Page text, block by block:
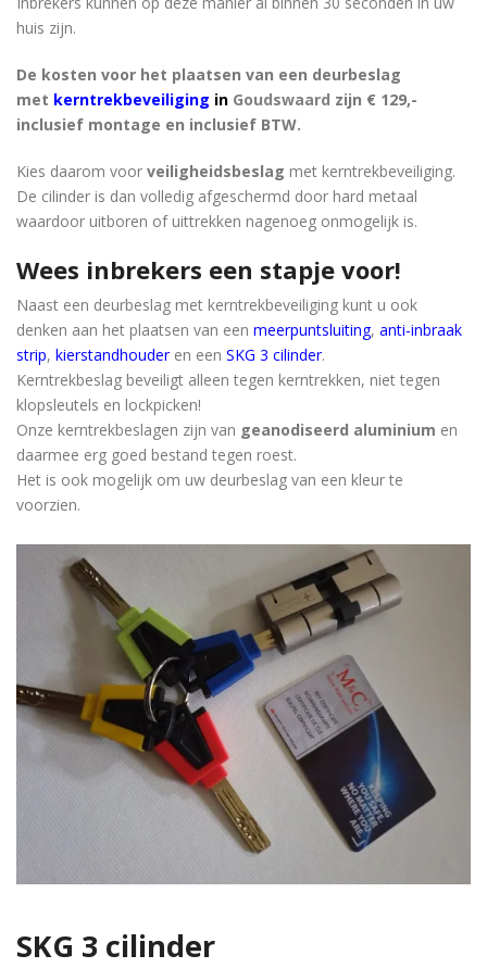
huis zijn.
De kosten voor het plaatsen van een deurbeslag
met kerntrekbeveiliging in Goudswaard zijn € 129,-
inclusief montage en inclusief BTW.
Kies daarom voor veiligheidsbeslag met kerntrekbeveiliging.
De cilinder is dan volledig afgeschermd door hard metaal
waardoor uitboren of uittrekken nagenoeg onmogelijk is.
Wees inbrekers een stapje voor!
Naast een deurbeslag met kerntrekbeveiliging kunt u ook
denken aan het plaatsen van een meerpuntsluiting, anti-inbraak
strip, kierstandhouderen een SKG 3 cilinder.
Kerntrekbeslag beveiligt alleen tegen kerntrekken, niet tegen
klopsleutels en lockpicken!
Onze kerntrekbeslagen zijn van geanodiseerd aluminium en
daarmee erg goed bestand tegen roest.
Het is ook mogelijk om uw deurbeslag van een kleur te
voorzien.
SKG 3 cilinder